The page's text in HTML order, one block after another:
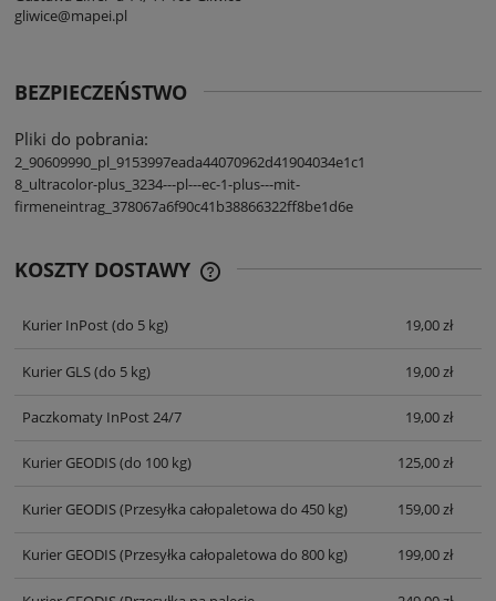
gliwice@mapei.pl
BEZPIECZEŃSTWO
Pliki do pobrania:
2_90609990_pl_9153997eada44070962d41904034e1c1
8_ultracolor-plus_3234---pl---ec-1-plus---mit-
firmeneintrag_378067a6f90c41b38866322ff8be1d6e
KOSZTY DOSTAWY
Kurier InPost(do 5 kg) 19,00 zł
Kurier GLS(do 5 kg) 19,00 zł
Paczkomaty InPost 24/7 19,00 zł
Kurier GEODIS(do 100 kg) 125,00 zł
Kurier GEODIS(Przesyłka całopaletowa do 450 kg) 159,00 zł
Kurier GEODIS(Przesyłka całopaletowa do 800 kg) 199,00 zł